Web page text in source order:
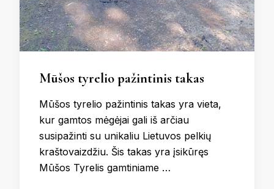
Mūšos tyrelio pažintinis takas
Mūšos tyrelio pažintinis takas yra vieta,
kur gamtos mėgėjai gali iš arčiau
susipažinti su unikaliu Lietuvos pelkių
kraštovaizdžiu. Šis takas yra įsikūręs
Mūšos Tyrelis gamtiniame …